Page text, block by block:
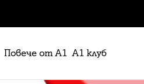
Повече от А1 А1 клуб